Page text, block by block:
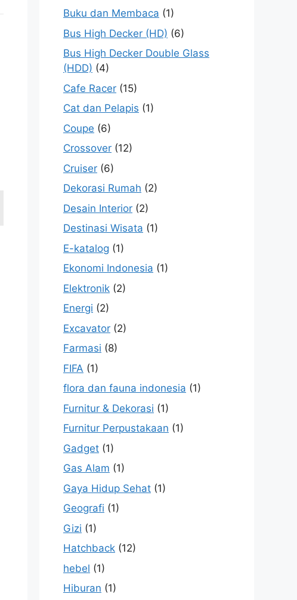
Buku dan Membaca (1)
Bus High Decker (HD) (6)
Bus High Decker Double Glass
(HDD) (4)
Cafe Racer (15)
Cat dan Pelapis (1)
Coupe (6)
Crossover (12)
Cruiser (6)
Dekorasi Rumah (2)
Desain Interior (2)
Destinasi Wisata (1)
E-katalog (1)
Ekonomi Indonesia (1)
Elektronik (2)
Energi (2)
Excavator (2)
Farmasi (8)
FIFA (1)
flora dan fauna indonesia (1)
Furnitur & Dekorasi (1)
Furnitur Perpustakaan (1)
Gadget (1)
Gas Alam (1)
Gaya Hidup Sehat (1)
Geografi (1)
Gizi (1)
Hatchback (12)
hebel (1)
Hiburan (1)